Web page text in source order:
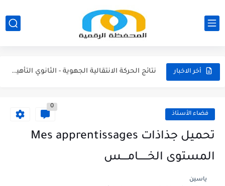
أخر الاخبار
مناصب الإدارة التربوية الشاغرة والمحتمل شعورها بالتعليم الابتدائي 2026/2027
نتائج الحركة الانتقالية الجهوية - الثانوي التأهيلي2026
مقرر الوزاري لتنظيم السنة الدراسية 2026/2027
لائحة العطل 2026/2027
فضاء الأستاذ
0
تحميل جذاذات Mes apprentissages
المستوى الخــــــامــــس
ياسين